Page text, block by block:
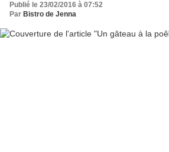
Publié le 23/02/2016 à 07:52
Par Bistro de Jenna